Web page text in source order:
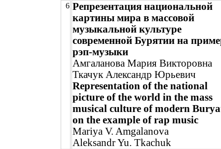
6 Репрезентация национальной
картины мира в массовой
музыкальной культуре
современной Бурятии на
рэп-музыки
Амгаланова Мария Викторовна
Ткачук Александр Юрьевич
Representation of the national
picture of the world in the mass
musical culture of modern
on the example of rap music
Mariya V. Amgalanova
Aleksandr Yu. Tkachuk